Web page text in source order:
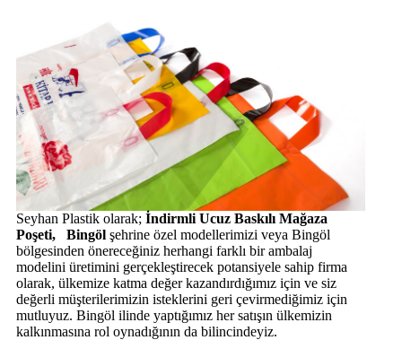
Seyhan Plastik olarak; İndirmli Ucuz Baskılı Mağaza
Poşeti, Bingöl şehrine özel modellerimizi veya Bingöl
bölgesinden önereceğiniz herhangi farklı bir ambalaj
modelini üretimini gerçekleştirecek potansiyele sahip firma
olarak, ülkemize katma değer kazandırdığımız için ve siz
değerli müşterilerimizin isteklerini geri çevirmediğimiz için
mutluyuz. Bingöl ilinde yaptığımız her satışın ülkemizin
kalkınmasına rol oynadığının da bilincindeyiz.